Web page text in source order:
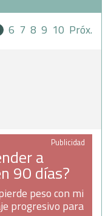
6 7 8 9 10 Próx.
Publicidad
a
90 días?
peso con mi
progresivo para